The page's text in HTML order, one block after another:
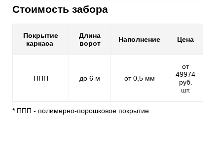
Стоимость забора
Покрытие
каркаса
Длина
ворот
Наполнение Цена
ППП до 6 м от 0,5 мм
от
49974
руб.
шт.
* ППП - полимерно-порошковое покрытие